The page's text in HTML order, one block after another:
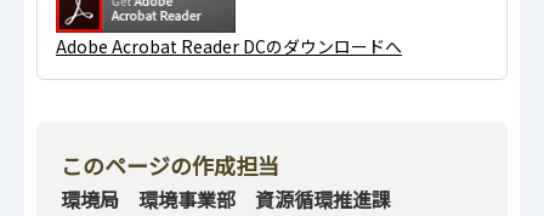
Adobe Acrobat Reader DCのダウンロードへ
このページの作成担当
環境局 環境事業部 資源循環推進課